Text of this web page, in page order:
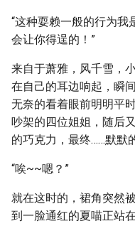
“这种耍赖一般的行为我
会让你得逞的！”
来自于萧雅，风千雪，
在自己的耳边响起，瞬
无奈的看着眼前明明平
吵架的四位姐姐，随后
的巧克力，最终……默默
“唉~~嗯？”
就在这时的，裙角突然
到一脸通红的夏喵正站